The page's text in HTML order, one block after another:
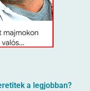
a legjobban?